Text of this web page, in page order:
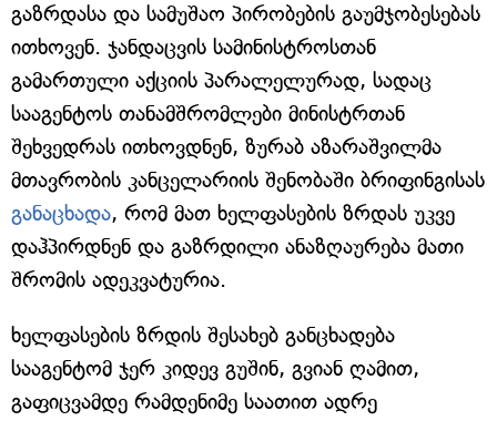
გაზრდასა და სამუშაო პირობების გაუმჯობესებას
ითხოვენ. ჯანდაცვის სამინისტროსთან
გამართული აქციის პარალელურად, სადაც
სააგენტოს თანამშრომლები მინისტრთან
შეხვედრას ითხოვდნენ, ზურაბ აზარაშვილმა
მთავრობის კანცელარიის შენობაში ბრიფინგისას
განაცხადა, რომ მათ ხელფასების ზრდას უკვე
დაჰპირდნენ და გაზრდილი ანაზღაურება მათი
შრომის ადეკვატურია.
ხელფასების ზრდის შესახებ განცხადება
სააგენტომ ჯერ კიდევ გუშინ, გვიან ღამით,
გაფიცვამდე რამდენიმე საათით ადრე